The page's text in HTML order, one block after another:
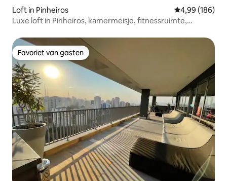
Loft in Pinheiros Gemiddelde
4,99 (186)
Luxe loft in Pinheiros, kamermeisje, fitnessruimte,
Favoriet van gasten
Favoriet van gasten